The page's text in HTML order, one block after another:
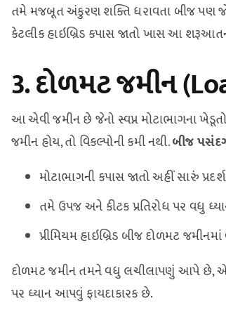
તમે મજબૂત અંકુરણ શક્તિ ધરાવતા બીજ પણ
કેટલીક હાઇબ્રિડ કપાસ જાતો ખાસ આ
3. દોળમટ જમીન
આ એવી જમીન છે જેનો સ્વપ્ન મોટાભાગના
જમીન હોય, તો વિકલ્પોની કમી નથી.બીજ
મોટાભાગની કપાસ જાતો અહીં સારું
તમે ઉપજ અને કીટક પ્રતિરોધ પર વધુ
પ્રીમિયમ હાઇબ્રિડ બીજ દોળમટ
દોળમટ જમીન તમને વધુ લચીલાપણું આપે છે,
પર ધ્યાન આપવું ફાયદાકારક છે.